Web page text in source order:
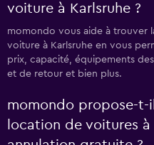
voiture à Karlsruhe ?
momondo vous aide à trouver
voiture à Karlsruhe en vous
prix, capacité, équipements
et de retour et bien plus.
momondo propose-t-
location de voitures à